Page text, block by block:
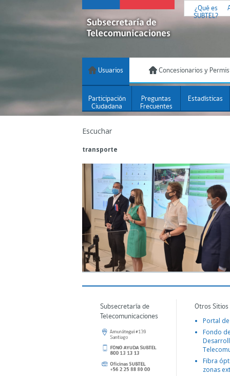
¿Qué es
SUBTEL?
Usuarios Concesionarios y
Participación
Ciudadana
Preguntas
Frecuentes
Estadísticas
Escuchar
transporte
Subsecretaría de
Telecomunicaciones
Otros
Portal
Fondo
Fibra
zonas